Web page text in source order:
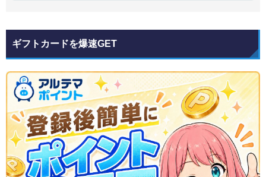
ギフトカードを爆速GET